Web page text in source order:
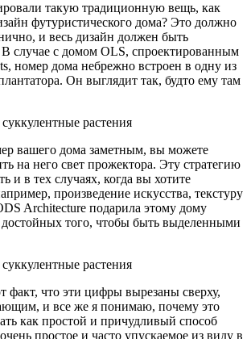
такую традиционную вещь, как
футуристического дома? Это должно
и весь дизайн должен быть
случае с домом OLS, спроектированным
номер дома небрежно встроен в одну из
Он выглядит так, будто ему там
вашего дома заметным, вы можете
на него свет прожектора. Эту стратегию
и в тех случаях, когда вы хотите
произведение искусства, текстуру
Architecture подарила этому дому
того, чтобы быть выделенными
факт, что эти цифры вырезаны сверху,
и все же я понимаю, почему это
как простой и причудливый способ
простое и часто упускаемое из виду в